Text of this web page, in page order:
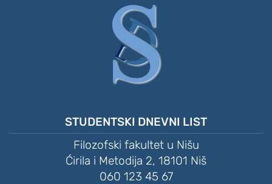
STUDENTSKI DNEVNI LIST
Filozofski fakultet u Nišu
Ćirila i Metodija 2, 18101 Niš
060 123 45 67